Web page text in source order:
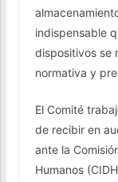
indispensable
dispositivos se
normativa y
El Comité
de recibir en
ante la
Humanos